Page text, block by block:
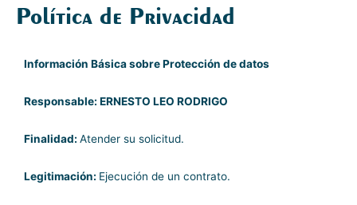
Política de Privacidad
Información Básica sobre Protección de datos
Responsable: ERNESTO LEO RODRIGO
Finalidad: Atender su solicitud.
Legitimación: Ejecución de un contrato.